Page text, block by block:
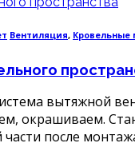
Вентиляция, Кровельные
вытяжной
окрашиваем.
после